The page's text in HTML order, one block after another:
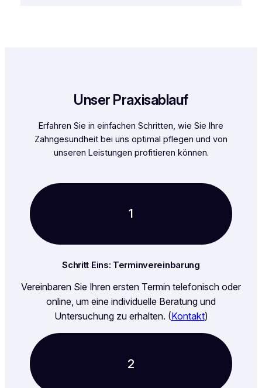
Unser Praxisablauf
Erfahren Sie in einfachen Schritten, wie Sie Ihre
Zahngesundheit bei uns optimal pflegen und von
unseren Leistungen profitieren können.
1
Schritt Eins: Terminvereinbarung
Vereinbaren Sie Ihren ersten Termin telefonisch oder
online, um eine individuelle Beratung und
Untersuchung zu erhalten. (Kontakt)
2